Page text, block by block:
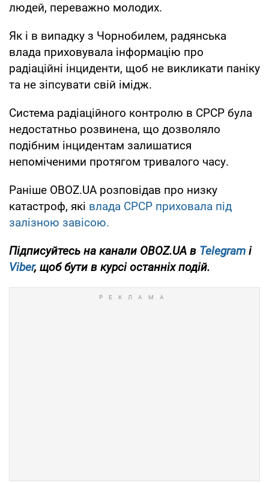
людей, переважно молодих.
Як і в випадку з Чорнобилем, радянська
влада приховувала інформацію про
радіаційні інциденти, щоб не викликати паніку
та не зіпсувати свій імідж.
Система радіаційного контролю в СРСР була
недостатньо розвинена, що дозволяло
подібним інцидентам залишатися
непоміченими протягом тривалого часу.
Раніше OBOZ.UA розповідав про низку
катастроф, які влада СРСР приховала під
залізною завісою.
Підписуйтесь на канали OBOZ.UA в Telegram і
Viber, щоб бути в курсі останніх подій.